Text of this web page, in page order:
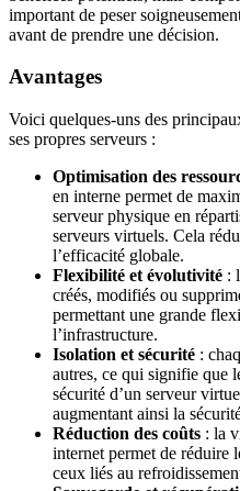
important de peser
avant de prendre une décision.
Avantages
Voici quelques-uns des
ses propres serveurs :
Optimisation des
en interne permet de
serveur physique en
serveurs virtuels. Cela
l’efficacité globale.
Flexibilité et évolutivité :
créés, modifiés ou
permettant une grande
l’infrastructure.
Isolation et sécurité :
autres, ce qui signifie que
sécurité d’un serveur
augmentant ainsi la
Réduction des coûts : la
internet permet de réduire
ceux liés au